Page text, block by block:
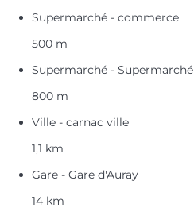
Supermarché - commerce
500 m
Supermarché - Supermarché
800 m
Ville - carnac ville
1,1 km
Gare - Gare d'Auray
14 km